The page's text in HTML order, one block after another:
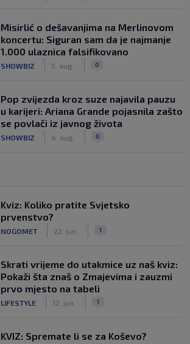
Misirlić o dešavanjima na Merlinovom
koncertu: Siguran sam da je najmanje
1.000 ulaznica falsifikovano
SHOWBIZ 5. aug. 0
Pop zvijezda kroz suze najavila pauzu
u karijeri: Ariana Grande pojasnila zašto
se povlači iz javnog života
SHOWBIZ 4. aug. 0
Kviz: Koliko pratite Svjetsko
prvenstvo?
NOGOMET 22. jun. 1
Skrati vrijeme do utakmice uz naš kviz:
Pokaži šta znaš o Zmajevima i zauzmi
prvo mjesto na tabeli
LIFESTYLE 12. jun. 1
KVIZ: Spremate li se za Koševo?